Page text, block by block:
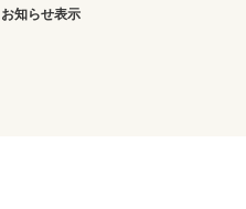
お知らせ表示